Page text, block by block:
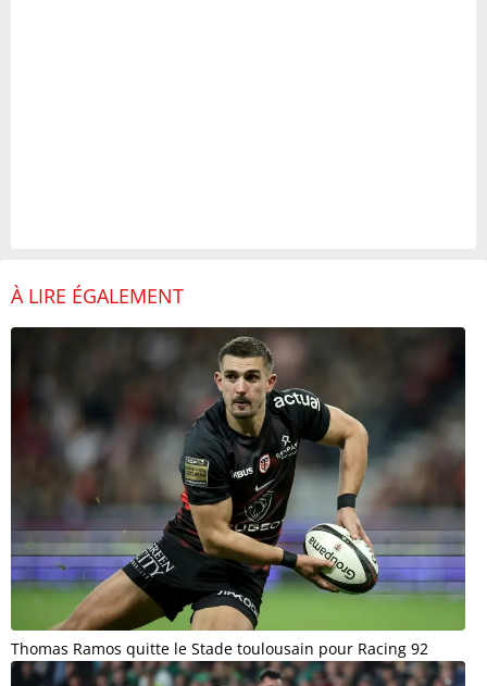
À LIRE ÉGALEMENT
Thomas Ramos quitte le Stade toulousain pour Racing 92